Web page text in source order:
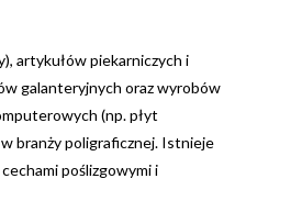
artykułów piekarniczych i
galanteryjnych oraz wyrobów
(np. płyt
branży poligraficznej. Istnieje
poślizgowymi i